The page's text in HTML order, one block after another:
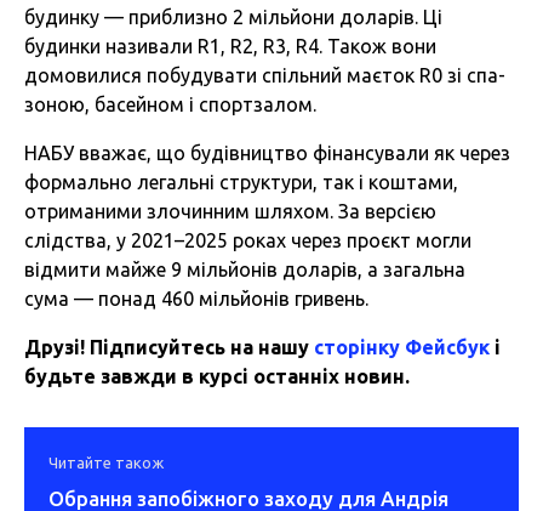
будинку — приблизно 2 мільйони доларів. Ці
будинки називали R1, R2, R3, R4. Також вони
домовилися побудувати спільний маєток R0 зі спа-
зоною, басейном і спортзалом.
НАБУ вважає, що будівництво фінансували як через
формально легальні структури, так і коштами,
отриманими злочинним шляхом. За версією
слідства, у 2021–2025 роках через проєкт могли
відмити майже 9 мільйонів доларів, а загальна
сума — понад 460 мільйонів гривень.
Друзі! Підписуйтесь на нашу сторінку Фейсбук і
будьте завжди в курсі останніх новин.
Читайте також
Обрання запобіжного заходу для Андрія